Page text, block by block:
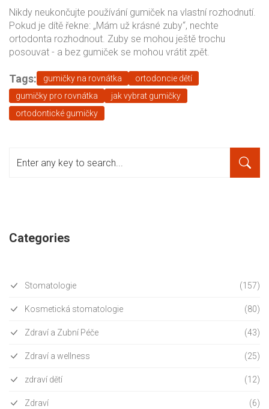
Nikdy neukončujte používání gumiček na vlastní rozhodnutí.
Pokud je dítě řekne: „Mám už krásné zuby“, nechte
ortodonta rozhodnout. Zuby se mohou ještě trochu
posouvat - a bez gumiček se mohou vrátit zpět.
Tags: gumičky na rovnátka
ortodoncie dětí
gumičky pro rovnátka
jak vybrat gumičky
ortodontické gumičky
Categories
Stomatologie (157)
Kosmetická stomatologie (80)
Zdraví a Zubní Péče (43)
Zdraví a wellness (25)
zdraví dětí (12)
Zdraví (6)